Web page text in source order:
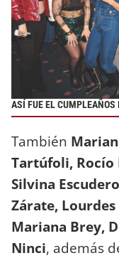
ASÍ FUE EL CUMPLEAÑOS
También
Tartúfoli, Rocío
Silvina
Zárate, Lourdes
Mariana Brey,
Ninci, además